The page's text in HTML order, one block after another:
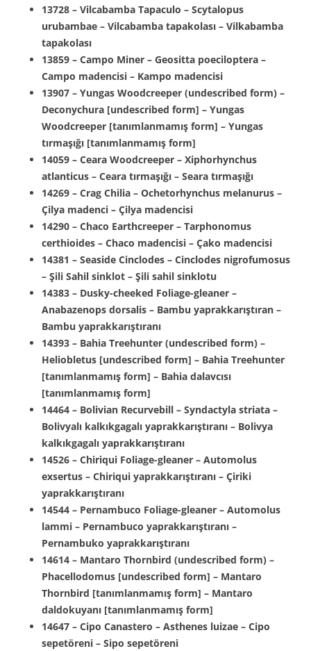
13728 – Vilcabamba Tapaculo – Scytalopus
urubambae – Vilcabamba tapakolası – Vilkabamba
tapakolası
13859 – Campo Miner – Geositta poeciloptera –
Campo madencisi – Kampo madencisi
13907 – Yungas Woodcreeper (undescribed form) –
Deconychura [undescribed form] – Yungas
Woodcreeper [tanımlanmamış form] – Yungas
tırmaşığı [tanımlanmamış form]
14059 – Ceara Woodcreeper – Xiphorhynchus
atlanticus – Ceara tırmaşığı – Seara tırmaşığı
14269 – Crag Chilia – Ochetorhynchus melanurus –
Çilya madenci – Çilya madencisi
14290 – Chaco Earthcreeper – Tarphonomus
certhioides – Chaco madencisi – Çako madencisi
14381 – Seaside Cinclodes – Cinclodes nigrofumosus
– Şili Sahil sinklot – Şili sahil sinklotu
14383 – Dusky-cheeked Foliage-gleaner –
Anabazenops dorsalis – Bambu yaprakkarıştıran –
Bambu yaprakkarıştıranı
14393 – Bahia Treehunter (undescribed form) –
Heliobletus [undescribed form] – Bahia Treehunter
[tanımlanmamış form] – Bahia dalavcısı
[tanımlanmamış form]
14464 – Bolivian Recurvebill – Syndactyla striata –
Bolivyalı kalkıkgagalı yaprakkarıştıranı – Bolivya
kalkıkgagalı yaprakkarıştıranı
14526 – Chiriqui Foliage-gleaner – Automolus
exsertus – Chiriqui yaprakkarıştıranı – Çiriki
yaprakkarıştıranı
14544 – Pernambuco Foliage-gleaner – Automolus
lammi – Pernambuco yaprakkarıştıranı –
Pernambuko yaprakkarıştıranı
14614 – Mantaro Thornbird (undescribed form) –
Phacellodomus [undescribed form] – Mantaro
Thornbird [tanımlanmamış form] – Mantaro
daldokuyanı [tanımlanmamış form]
14647 – Cipo Canastero – Asthenes luizae – Cipo
sepetöreni – Sipo sepetöreni